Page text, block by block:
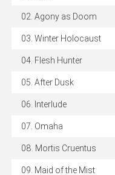
Agony as Doom
Winter Holocaust
Flesh Hunter
After Dusk
Interlude
Omaha
Mortis Cruentus
Maid of the Mist